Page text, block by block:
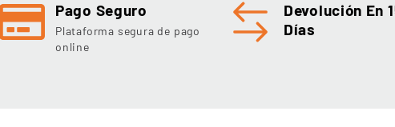
Pago Seguro
Plataforma segura de pago
online
Devolución En
Días